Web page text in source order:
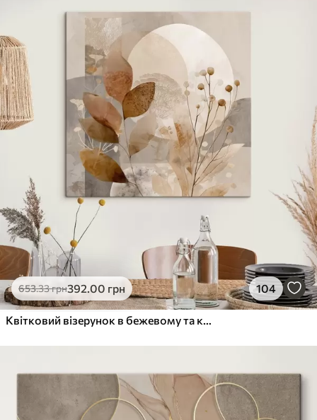
653.33грн392.00 грн 104
Квітковий візерунок в бежевому та коричневому кольорах